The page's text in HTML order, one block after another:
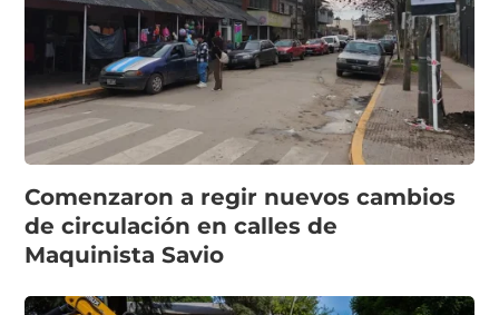
Comenzaron a regir nuevos cambios
de circulación en calles de
Maquinista Savio